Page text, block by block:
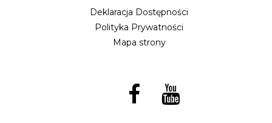
Deklaracja Dostępności
Polityka Prywatności
Mapa strony